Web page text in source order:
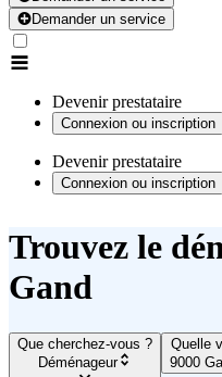
Demander un service
Devenir prestataire
Connexion ou inscription
Devenir prestataire
Connexion ou inscription
Trouvez le
Gand
Que cherchez-vous ?
Déménageur
Quelle
9000